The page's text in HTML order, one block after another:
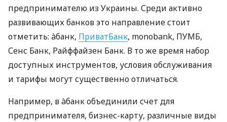
предпринимателю из Украины. Среди активно
развивающих банков это направление стоит
отметить: àбанк, ПриватБанк, monobank, ПУМБ,
Сенс Банк, Райффайзен Банк. В то же время набор
доступных инструментов, условия обслуживания
и тарифы могут существенно отличаться.
Например, в àбанк объединили счет для
предпринимателя, бизнес-карту, различные виды